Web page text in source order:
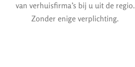
van verhuisfirma’s bij u uit de regio.
Zonder enige verplichting.